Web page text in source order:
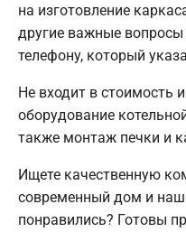
на изготовление
другие важные
телефону, который
Не входит в стоимость
оборудование
также монтаж печки и
Ищете качественную
современный дом и
понравились? Готовы